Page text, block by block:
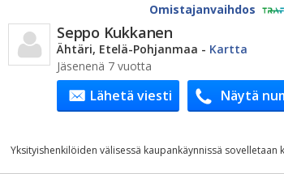
Omistajanvaihdos
Seppo Kukkanen
Ähtäri, Etelä-Pohjanmaa - Kartta
Jäsenenä 7 vuotta
Lähetä viesti Näytä
Yksityishenkilöiden välisessä kaupankäynnissä